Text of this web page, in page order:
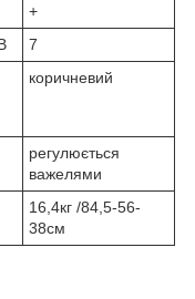
+
7
коричневий
регулюється
важелями
16,4кг /84,5-56-
38см